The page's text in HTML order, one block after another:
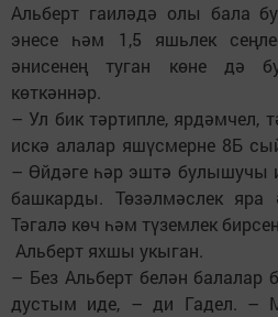
Альберт гаиләдә олы бала
энесе һәм 1,5 яшьлек
әнисенең туган көне дә
көткәннәр.
– Ул бик тәртипле, ярдәмчел,
искә алалар яшүсмерне 8Б
– Өйдәге һәр эштә булышучы
башкарды. Төзәлмәслек яра
Тәгалә көч һәм түземлек
Альберт яхшы укыган.
– Без Альберт белән балалар
дустым иде, – ди Гадел. –